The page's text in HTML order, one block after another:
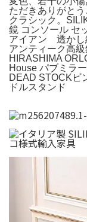
ただきありがとう
クラシック。
鏡 コンソール
アイアン 透かし
アンティーク高
HIRASHIMA
House パブミラ
DEAD STOCKビ
ドルスタンド